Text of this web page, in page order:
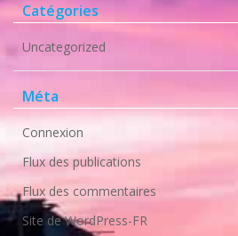
Catégories
Uncategorized
Méta
Connexion
Flux des publications
Flux des commentaires
Site de WordPress-FR